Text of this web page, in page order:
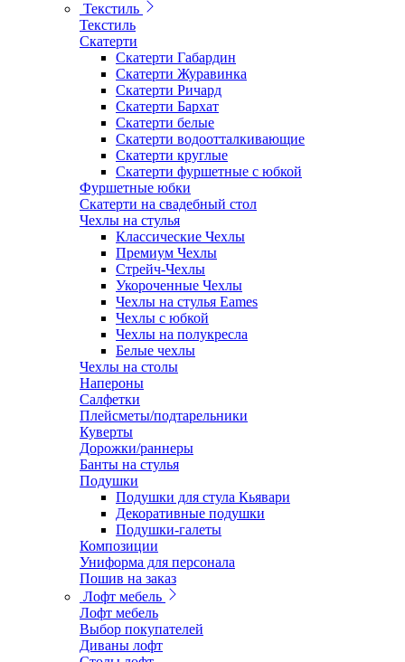
Текстиль
Текстиль
Скатерти
Скатерти Габардин
Скатерти Журавинка
Скатерти Ричард
Скатерти Бархат
Скатерти белые
Скатерти водоотталкивающие
Скатерти круглые
Скатерти фуршетные с юбкой
Фуршетные юбки
Скатерти на свадебный стол
Чехлы на стулья
Классические Чехлы
Премиум Чехлы
Стрейч-Чехлы
Укороченные Чехлы
Чехлы на стулья Eames
Чехлы с юбкой
Чехлы на полукресла
Белые чехлы
Чехлы на столы
Напероны
Салфетки
Плейсметы/подтарельники
Куверты
Дорожки/раннеры
Банты на стулья
Подушки
Подушки для стула Кьявари
Декоративные подушки
Подушки-галеты
Композиции
Униформа для персонала
Пошив на заказ
Лофт мебель
Лофт мебель
Выбор покупателей
Диваны лофт